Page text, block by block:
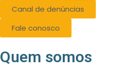
Canal de denúncias
Fale conosco
Quem somos